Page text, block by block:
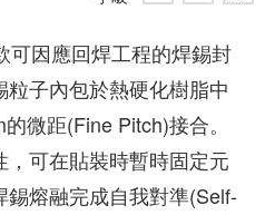
可因應回焊工程的焊錫封
子內包於熱硬化樹脂中
微距(Fine Pitch)接合。
可在貼裝時暫時固定元
熔融完成自我對準(Self-